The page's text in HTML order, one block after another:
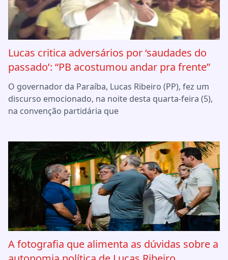
Lucas critica adversários por ‘saudades do
passado’: “PB acostumou andar pra frente”
O governador da Paraíba, Lucas Ribeiro (PP), fez um
discurso emocionado, na noite desta quarta-feira (5),
na convenção partidária que
A fotografia que alimenta as dúvidas sobre a